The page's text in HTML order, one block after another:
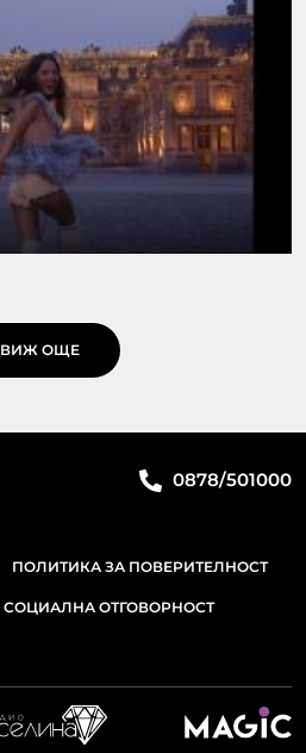
ВИЖ ОЩЕ
0878/501000
ПОЛИТИКА ЗА ПОВЕРИТЕЛНОСТ
СОЦИАЛНА ОТГОВОРНОСТ